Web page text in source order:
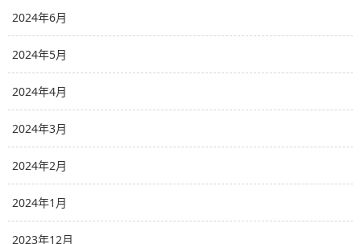
2024年6月
2024年5月
2024年4月
2024年3月
2024年2月
2024年1月
2023年12月